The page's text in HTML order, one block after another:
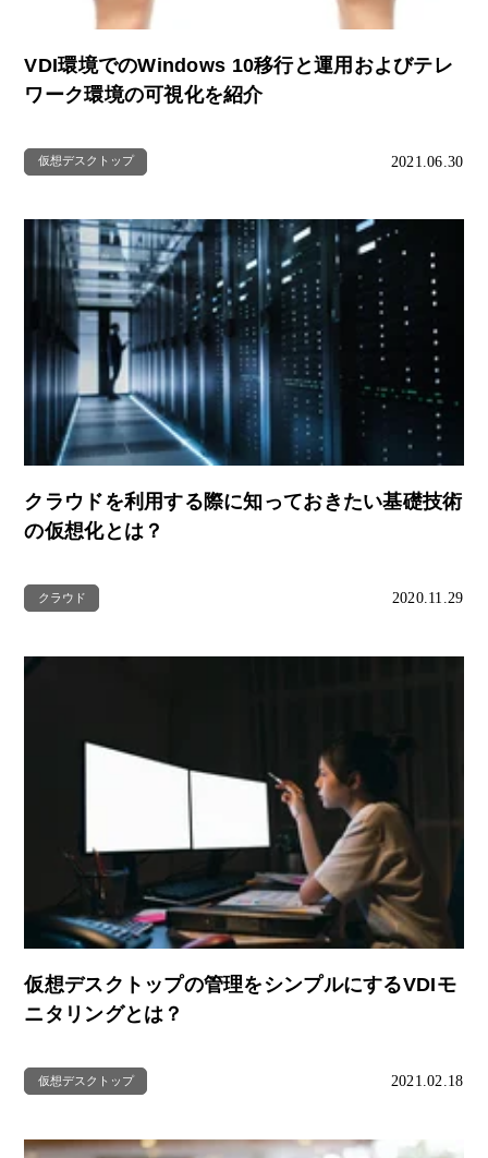
VDI環境でのWindows 10移行と運用およびテレ
ワーク環境の可視化を紹介
仮想デスクトップ 2021.06.30
クラウドを利用する際に知っておきたい基礎技術
の仮想化とは？
クラウド 2020.11.29
仮想デスクトップの管理をシンプルにするVDIモ
ニタリングとは？
仮想デスクトップ 2021.02.18